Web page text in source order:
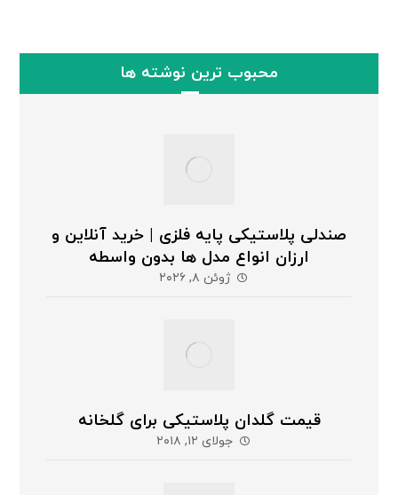
محبوب ترین نوشته ها
صندلی پلاستیکی پایه فلزی | خرید آنلاین و
ارزان انواع مدل ها بدون واسطه
ژوئن ۸, ۲۰۲۶
قیمت گلدان پلاستیکی برای گلخانه
جولای ۱۲, ۲۰۱۸